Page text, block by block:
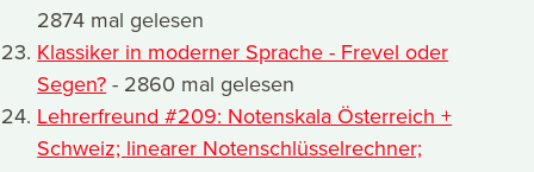
2874 mal gelesen
Klassiker in moderner Sprache - Frevel oder
Segen? - 2860 mal gelesen
Lehrerfreund #209: Notenskala Österreich +
Schweiz; linearer Notenschlüsselrechner;